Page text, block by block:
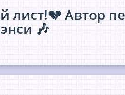
лист!💔 Автор
🎶